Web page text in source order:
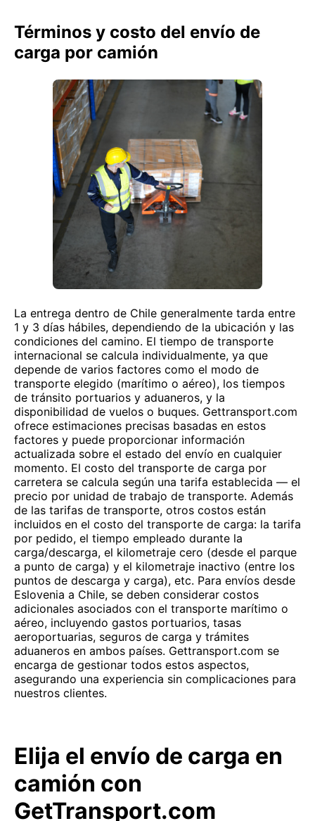
Términos y costo del envío de
carga por camión
La entrega dentro de Chile generalmente tarda entre
1 y 3 días hábiles, dependiendo de la ubicación y las
condiciones del camino. El tiempo de transporte
internacional se calcula individualmente, ya que
depende de varios factores como el modo de
transporte elegido (marítimo o aéreo), los tiempos
de tránsito portuarios y aduaneros, y la
disponibilidad de vuelos o buques. Gettransport.com
ofrece estimaciones precisas basadas en estos
factores y puede proporcionar información
actualizada sobre el estado del envío en cualquier
momento. El costo del transporte de carga por
carretera se calcula según una tarifa establecida — el
precio por unidad de trabajo de transporte. Además
de las tarifas de transporte, otros costos están
incluidos en el costo del transporte de carga: la tarifa
por pedido, el tiempo empleado durante la
carga/descarga, el kilometraje cero (desde el parque
a punto de carga) y el kilometraje inactivo (entre los
puntos de descarga y carga), etc. Para envíos desde
Eslovenia a Chile, se deben considerar costos
adicionales asociados con el transporte marítimo o
aéreo, incluyendo gastos portuarios, tasas
aeroportuarias, seguros de carga y trámites
aduaneros en ambos países. Gettransport.com se
encarga de gestionar todos estos aspectos,
asegurando una experiencia sin complicaciones para
nuestros clientes.
Elija el envío de carga en
camión con
GetTransport.com